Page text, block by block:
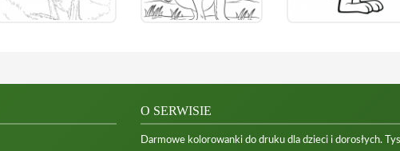
O SERWISIE
Darmowe kolorowanki do druku dla dzieci i dorosłych.